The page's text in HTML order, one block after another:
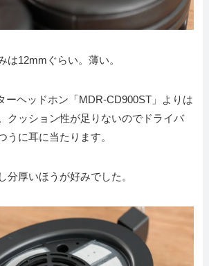
は12mmぐらい。薄い。
ーヘッドホン「MDR-CD900ST」よりは
クッション性が足りないのでドライバ
うに耳に当たります。
分厚いほうが好みでした。